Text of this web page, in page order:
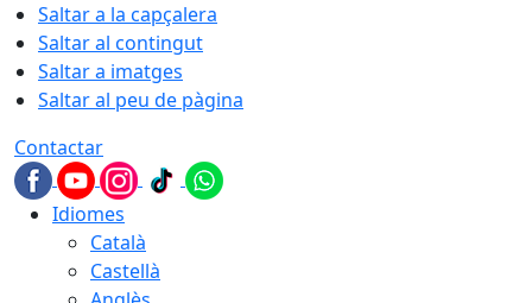
Saltar a la capçalera
Saltar al contingut
Saltar a imatges
Saltar al peu de pàgina
Contactar
Idiomes
Català
Castellà